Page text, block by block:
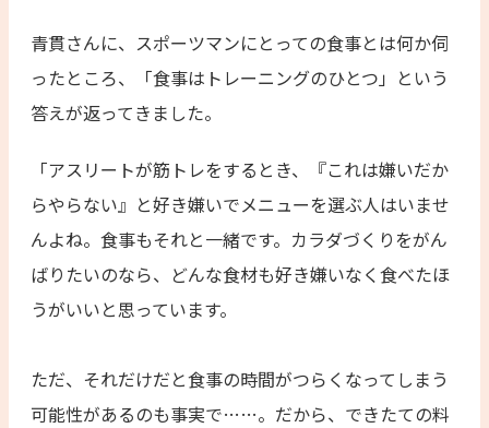
青貫さんに、スポーツマンにとっての食事とは何か伺
ったところ、「食事はトレーニングのひとつ」という
答えが返ってきました。
「アスリートが筋トレをするとき、『これは嫌いだか
らやらない』と好き嫌いでメニューを選ぶ人はいませ
んよね。食事もそれと一緒です。カラダづくりをがん
ばりたいのなら、どんな食材も好き嫌いなく食べたほ
うがいいと思っています。
ただ、それだけだと食事の時間がつらくなってしまう
可能性があるのも事実で……。だから、できたての料